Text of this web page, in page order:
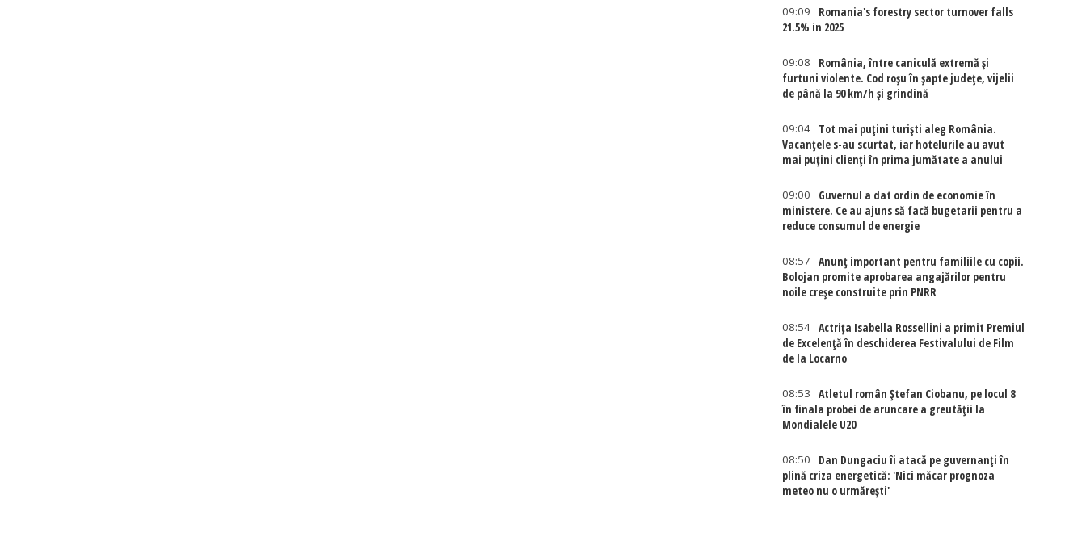
09:09
Romania's forestry sector turnover falls
21.5% in 2025
09:08
România, între caniculă extremă și
furtuni violente. Cod roșu în șapte județe, vijelii
de până la 90 km/h și grindină
09:04
Tot mai puțini turiști aleg România.
Vacanțele s-au scurtat, iar hotelurile au avut
mai puțini clienți în prima jumătate a anului
09:00
Guvernul a dat ordin de economie în
ministere. Ce au ajuns să facă bugetarii pentru a
reduce consumul de energie
08:57
Anunț important pentru familiile cu copii.
Bolojan promite aprobarea angajărilor pentru
noile creșe construite prin PNRR
08:54 Actriţa Isabella Rossellini a primit Premiul
de Excelenţă în deschiderea Festivalului de Film
de la Locarno
08:53
Atletul român Ștefan Ciobanu, pe locul 8
în finala probei de aruncare a greutății la
Mondialele U20
08:50
Dan Dungaciu îi atacă pe guvernanți în
plină criza energetică: 'Nici măcar prognoza
meteo nu o urmărești'